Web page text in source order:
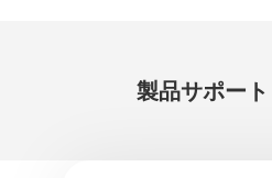
製品サポート